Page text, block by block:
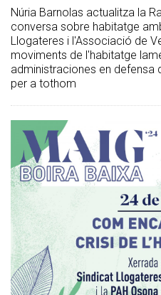
Núria Barnolas actualitza la
conversa sobre habitatge
Llogateres i l'Associació de
moviments de l'habitatge
administraciones en defensa
per a tothom